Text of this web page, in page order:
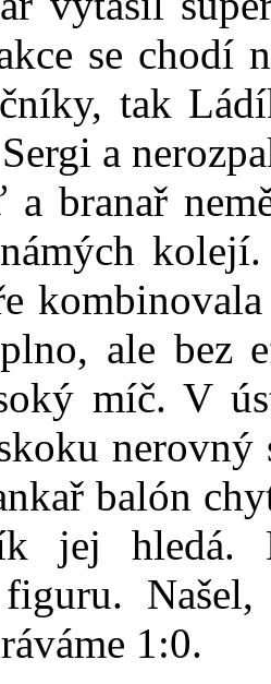
se chodí
tak
a
branař
kolejí.
ale bez
míč. V
balón
jej hledá.
1:0.